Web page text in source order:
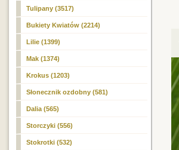
Tulipany (3517)
Bukiety Kwiatów (2214)
Lilie (1399)
Mak (1374)
Krokus (1203)
Słonecznik ozdobny (581)
Dalia (565)
Storczyki (556)
Stokrotki (532)